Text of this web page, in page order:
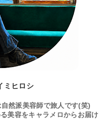
ミヒロシ
然派美容師で旅人です(笑)
美容をキャラメロからお届け